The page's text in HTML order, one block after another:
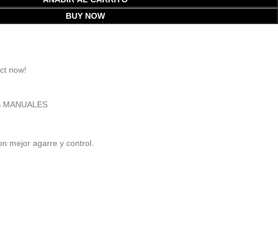
BUY NOW
now!
MANUALES
mejor agarre y control.